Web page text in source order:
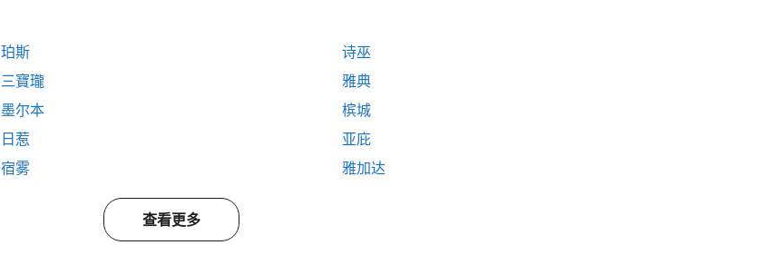
珀斯
诗巫
三寶瓏
雅典
墨尔本
槟城
日惹
亚庇
宿雾 雅加达
查看更多